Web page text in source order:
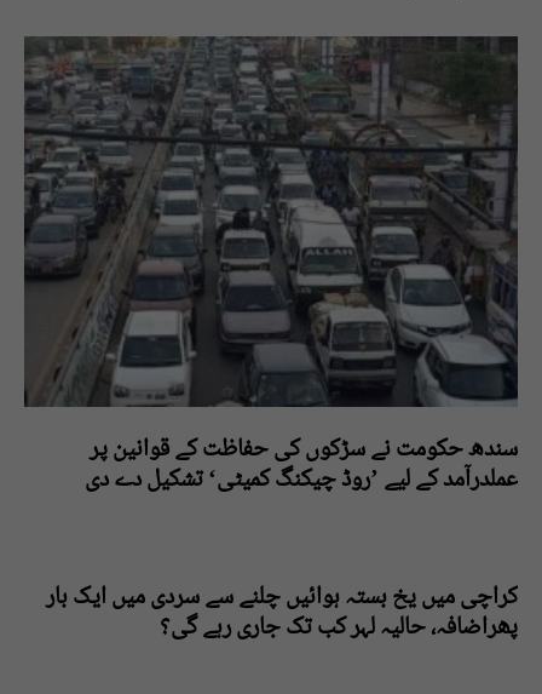
سندھ حکومت نے سڑکوں کی حفاظت کے قوانین پر
عملدرآمد کے لیے ’روڈ چیکنگ کمیٹی‘ تشکیل دے دی
کراچی میں یخ بستہ ہوائیں چلنے سے سردی میں ایک بار
پھراضافہ، حالیہ لہر کب تک جاری رہے گی؟